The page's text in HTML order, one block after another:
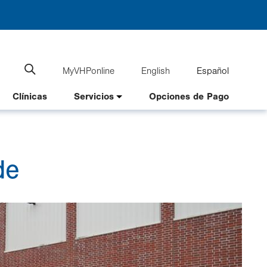
switcher
website
MyVHPonline English Español
Clínicas Servicios Opciones de Pago